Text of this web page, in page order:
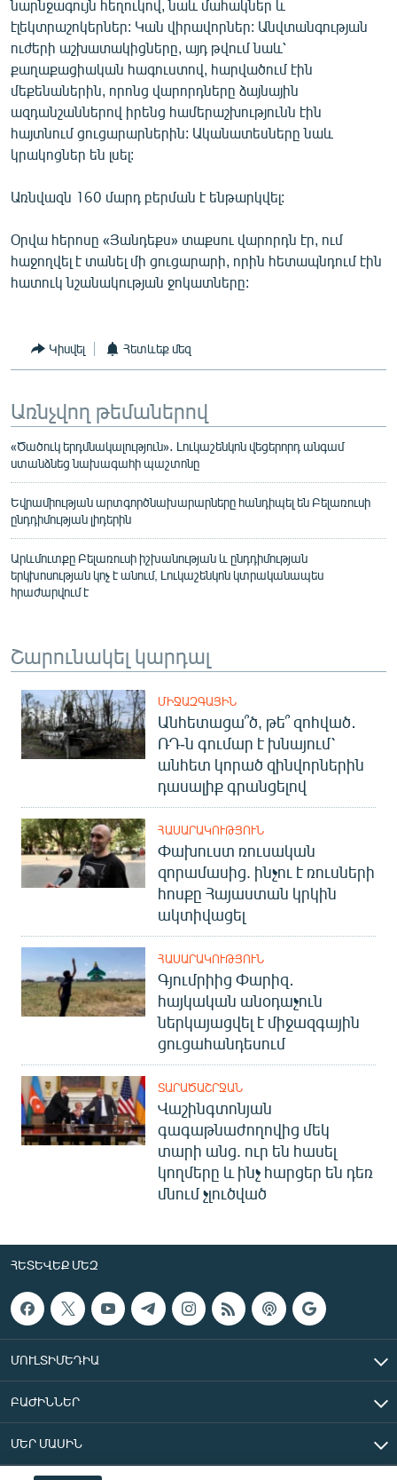
«Ազատության» բոլոր կայքերը
նարնջագույն հեղուկով, նաև մահակներ և
էլեկտրաշոկերներ: Կան վիրավորներ: Անվտանգության
ուժերի աշխատակիցները, այդ թվում նաև՝
քաղաքացիական հագուստով, հարվածում էին
մեքենաներին, որոնց վարորդները ձայնային
ազդանշաններով իրենց համերաշխությունն էին
հայտնում ցուցարարներին: Ականատեսները նաև
կրակոցներ են լսել:
Առնվազն 160 մարդ բերման է ենթարկվել:
Օրվա հերոսը «Յանդեքս» տաքսու վարորդն էր, ում
հաջողվել է տանել մի ցուցարարի, որին հետապնդում էին
հատուկ նշանակության ջոկատները:
Կիսվել Հետևեք մեզ
Առնչվող թեմաներով
«Ծածուկ երդմնակալություն»․ Լուկաշենկոն վեցերորդ անգամ
ստանձնեց նախագահի պաշտոնը
Եվրամիության արտգործնախարարները հանդիպել են Բելառուսի
ընդդիմության լիդերին
Արևմուտքը Բելառուսի իշխանության և ընդդիմության
երկխոսության կոչ է անում, Լուկաշենկոն կտրականապես
հրաժարվում է
Շարունակել կարդալ
ՄԻՋԱԶԳԱՅԻՆ
Անհետացա՞ծ, թե՞ զոհված․
ՌԴ-ն գումար է խնայում՝
անհետ կորած զինվորներին
դասալիք գրանցելով
ՀԱՍԱՐԱԿՈՒԹՅՈՒՆ
Փախուստ ռուսական
զորամասից. ինչու է ռուսների
հոսքը Հայաստան կրկին
ակտիվացել
ՀԱՍԱՐԱԿՈՒԹՅՈՒՆ
Գյումրիից Փարիզ․
հայկական անօդաչուն
ներկայացվել է միջազգային
ցուցահանդեսում
ՏԱՐԱԾԱՇՐՋԱՆ
Վաշինգտոնյան
գագաթնաժողովից մեկ
տարի անց. ուր են հասել
կողմերը և ինչ հարցեր են դեռ
մնում չլուծված
ՀԵՏԵՎԵՔ ՄԵԶ
ՄՈՒԼՏԻՄԵԴԻԱ
ԲԱԺԻՆՆԵՐ
ՄԵՐ ՄԱՍԻՆ